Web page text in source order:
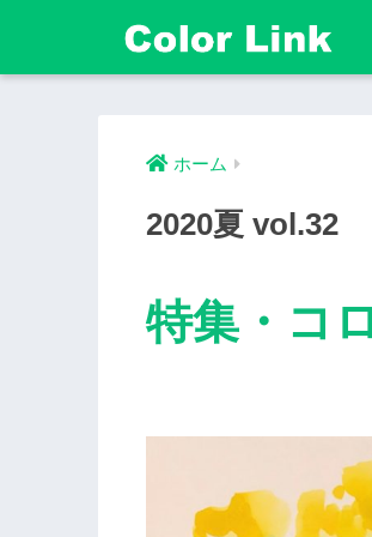
ホーム
2020夏 vol.32
特集・コ